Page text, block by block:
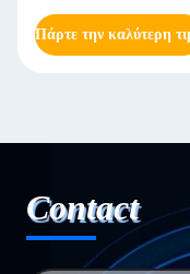
μετάλλων με
Πάρτε την καλύτερη
Contact